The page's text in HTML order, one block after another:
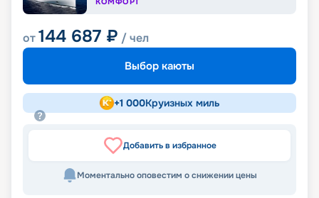
от144 687 ₽ / чел
Выбор каюты
+1 000Круизных миль
Добавить в избранное
Моментально оповестим о снижении цены